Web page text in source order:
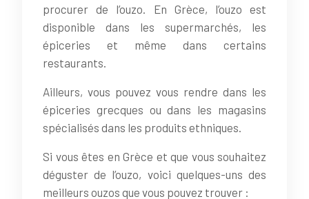
procurer de l’ouzo. En Grèce, l’ouzo est
disponible dans les supermarchés, les
épiceries et même dans certains
restaurants.
Ailleurs, vous pouvez vous rendre dans les
épiceries grecques ou dans les magasins
spécialisés dans les produits ethniques.
Si vous êtes en Grèce et que vous souhaitez
déguster de l’ouzo, voici quelques-uns des
meilleurs ouzos que vous pouvez trouver :